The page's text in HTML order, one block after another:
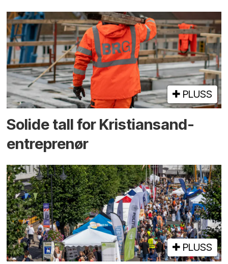
PLUSS
Solide tall for Kristiansand-
entreprenør
PLUSS